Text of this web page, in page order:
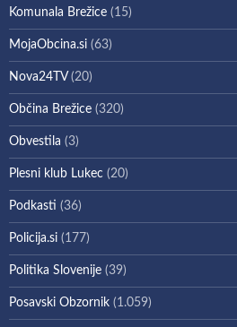
Komunala Brežice (15)
MojaObcina.si (63)
Nova24TV(20)
Občina Brežice (320)
Obvestila (3)
Plesni klub Lukec (20)
Podkasti (36)
Policija.si (177)
Politika Slovenije (39)
Posavski Obzornik (1.059)